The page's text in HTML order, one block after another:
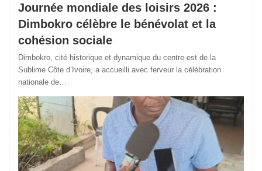
Journée mondiale des loisirs 2026 :
Dimbokro célèbre le bénévolat et la
cohésion sociale
Dimbokro, cité historique et dynamique du centre-est de la
Sublime Côte d’Ivoire, a accueilli avec ferveur la célébration
nationale de…